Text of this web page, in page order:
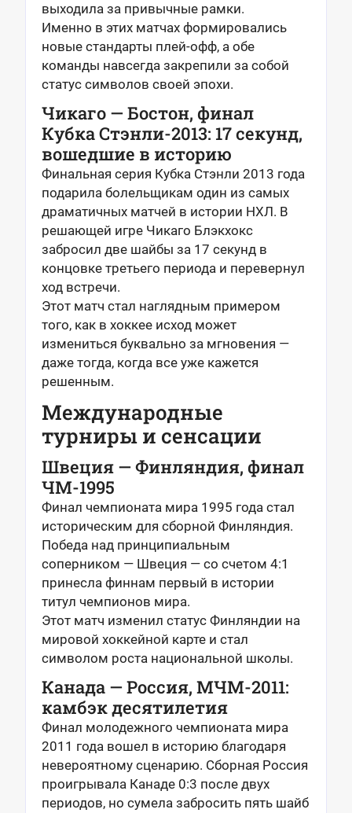
выходила за привычные рамки.
Именно в этих матчах формировались
новые стандарты плей-офф, а обе
команды навсегда закрепили за собой
статус символов своей эпохи.
Чикаго — Бостон, финал
Кубка Стэнли-2013: 17 секунд,
вошедшие в историю
Финальная серия Кубка Стэнли 2013 года
подарила болельщикам один из самых
драматичных матчей в истории НХЛ. В
решающей игре Чикаго Блэкхокс
забросил две шайбы за 17 секунд в
концовке третьего периода и перевернул
ход встречи.
Этот матч стал наглядным примером
того, как в хоккее исход может
измениться буквально за мгновения —
даже тогда, когда все уже кажется
решенным.
Международные
турниры и сенсации
Швеция — Финляндия, финал
ЧМ-1995
Финал чемпионата мира 1995 года стал
историческим для сборной Финляндия.
Победа над принципиальным
соперником — Швеция — со счетом 4:1
принесла финнам первый в истории
титул чемпионов мира.
Этот матч изменил статус Финляндии на
мировой хоккейной карте и стал
символом роста национальной школы.
Канада — Россия, МЧМ-2011:
камбэк десятилетия
Финал молодежного чемпионата мира
2011 года вошел в историю благодаря
невероятному сценарию. Сборная Россия
проигрывала Канаде 0:3 после двух
периодов, но сумела забросить пять шайб